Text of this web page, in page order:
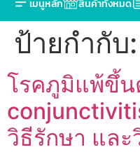
เมนูหลัก สินค้าทั้งหมด
ป้ายกำกับ:
โรคภูมิแพ้ขึ้น
วิธีรักษา และ